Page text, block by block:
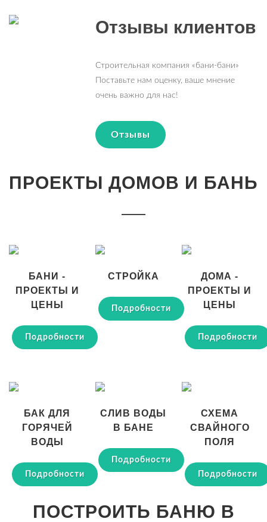
Отзывы клиентов
Строительная компания «бани-бани»
Поставьте нам оценку, ваше мнение
очень важно для нас!
Отзывы
ПРОЕКТЫ ДОМОВ И БАНЬ
БАНИ -
ПРОЕКТЫ И
ЦЕНЫ
Подробности
СТРОЙКА
Подробности
ДОМА -
ПРОЕКТЫ И
ЦЕНЫ
Подробности
БАК ДЛЯ
ГОРЯЧЕЙ
ВОДЫ
Подробности
СЛИВ ВОДЫ
В БАНЕ
Подробности
СХЕМА
СВАЙНОГО
ПОЛЯ
Подробности
ПОСТРОИТЬ БАНЮ В